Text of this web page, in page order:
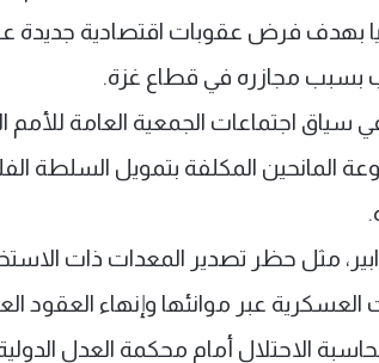
بهدف فرض عقوبات اقتصادية جديدة
بسبب مجازره في قطاع غزة.
سياق اجتماعات الجمعية العامة للأمم
المانحين المكلفة بتمويل السلطة
مثل حظر تصدير المعدات ذات
عبر موانئها وإنهاء العقود
الاحتلال أمام محكمة العدل